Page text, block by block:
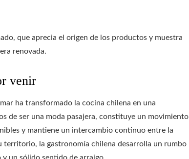
que aprecia el origen de los productos y muestra
renovada.
venir
ha transformado la cocina chilena en una
de ser una moda pasajera, constituye un movimiento
y mantiene un intercambio continuo entre la
la gastronomía chilena desarrolla un rumbo